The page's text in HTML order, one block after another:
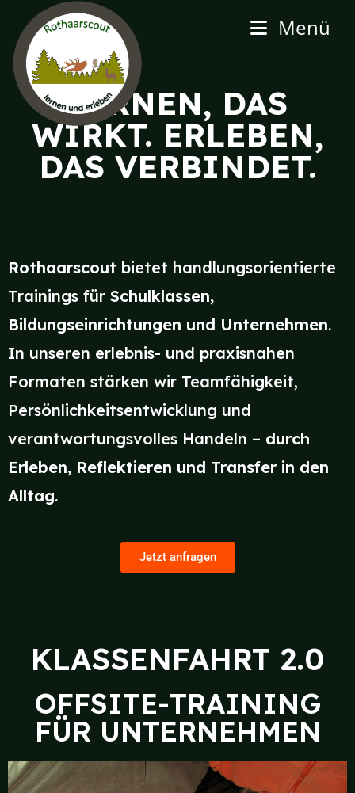
Menü
LERNEN, DAS
WIRKT. ERLEBEN,
DAS VERBINDET.
Rothaarscout bietet handlungsorientierte
Trainings für Schulklassen,
Bildungseinrichtungen und Unternehmen.
In unseren erlebnis- und praxisnahen
Formaten stärken wir Teamfähigkeit,
Persönlichkeitsentwicklung und
verantwortungsvolles Handeln – durch
Erleben, Reflektieren und Transfer in den
Alltag.
Jetzt anfragen
KLASSENFAHRT 2.0
OFFSITE-TRAINING
FÜR UNTERNEHMEN